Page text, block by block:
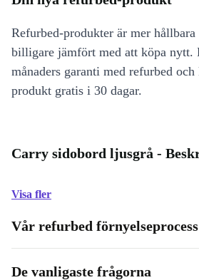
Refurbed-produkter är mer
billigare jämfört med att köpa nytt.
månaders garanti med refurbed
produkt gratis i 30 dagar.
Carry sidobord ljusgrå -
Visa fler
Vår refurbed förnyelseprocess
De vanligaste frågorna